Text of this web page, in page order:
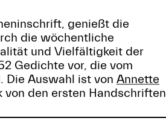
genießt die
die wöchentliche
und Vielfältigkeit der
Gedichte vor, die vom
Die Auswahl ist vonAnnette
den ersten Handschriften